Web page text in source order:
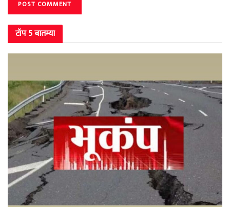
टॉप 5 बातम्या